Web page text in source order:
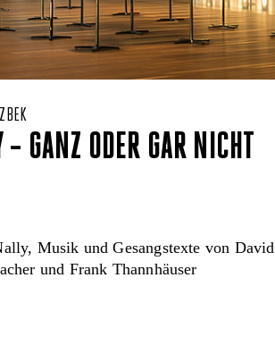
– GANZ ODER GAR NICHT
Musik und Gesangstexte von
und Frank Thannhäuser